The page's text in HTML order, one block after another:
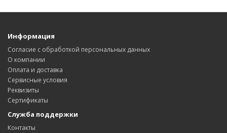
Информация
Согласие с обработкой персональных данных
О компании
Оплата и доставка
Сервисные условия
Реквизиты
Сертификаты
Служба поддержки
Контакты